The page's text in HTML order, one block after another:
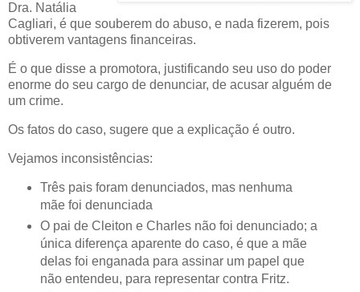
Dra. Natália
Cagliari, é que souberem do abuso, e nada fizerem, pois
obtiverem vantagens financeiras.
É o que disse a promotora, justificando seu uso do poder
enorme do seu cargo de denunciar, de acusar alguém de
um crime.
Os fatos do caso, sugere que a explicação é outro.
Vejamos inconsistências:
Três pais foram denunciados, mas nenhuma
mãe foi denunciada
O pai de Cleiton e Charles não foi denunciado; a
única diferença aparente do caso, é que a mãe
delas foi enganada para assinar um papel que
não entendeu, para representar contra Fritz.